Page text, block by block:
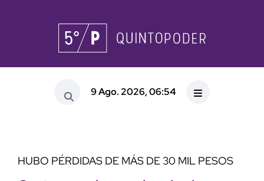
9 Ago. 2026, 06:54
HUBO PÉRDIDAS DE MÁS DE 30 MIL PESOS